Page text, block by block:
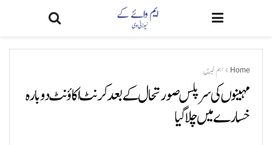
Home اہم خبریں
مہینوں کی سرپلس صورتحال کے بعد کرنٹ اکاؤنٹ دوبارہ
خسارے میں چلا گیا